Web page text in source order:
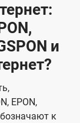
и
EPON,
к